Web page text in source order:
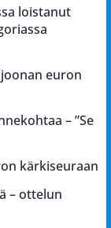
loistanut
euron
– ”Se
kärkiseuraan
– ottelun